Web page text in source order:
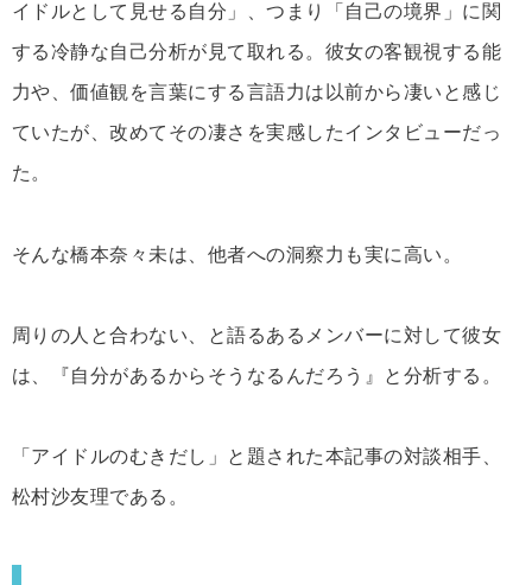
イドルとして見せる自分」、つまり「自己の境界」に関
する冷静な自己分析が見て取れる。彼女の客観視する能
力や、価値観を言葉にする言語力は以前から凄いと感じ
ていたが、改めてその凄さを実感したインタビューだっ
た。
そんな橋本奈々未は、他者への洞察力も実に高い。
周りの人と合わない、と語るあるメンバーに対して彼女
は、『自分があるからそうなるんだろう』と分析する。
「アイドルのむきだし」と題された本記事の対談相手、
松村沙友理である。